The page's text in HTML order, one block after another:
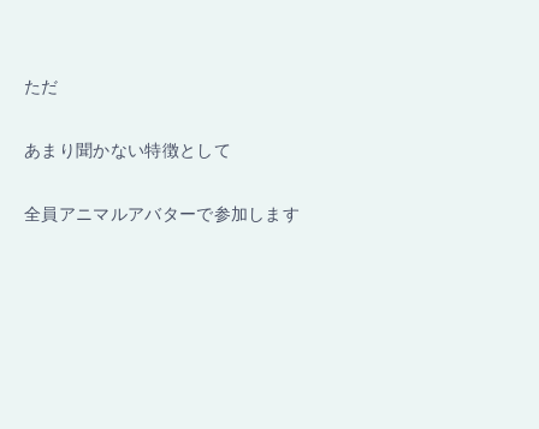
ただ
あまり聞かない特徴として
全員アニマルアバターで参加します